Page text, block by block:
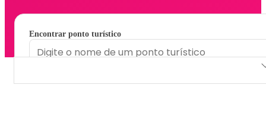
Encontrar ponto turístico